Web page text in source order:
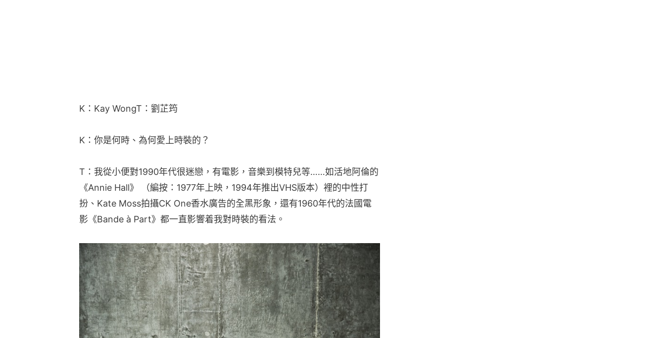
K：Kay WongT：劉芷筠
K：你是何時、為何愛上時裝的？
T：我從小便對1990年代很迷戀，有電影，音樂到模特兒等……如活地阿倫的
《Annie Hall》 （編按：1977年上映，1994年推出VHS版本）裡的中性打
扮、Kate Moss拍攝CK One香水廣告的全黑形象，還有1960年代的法國電
影《Bande à Part》都一直影響着我對時裝的看法。